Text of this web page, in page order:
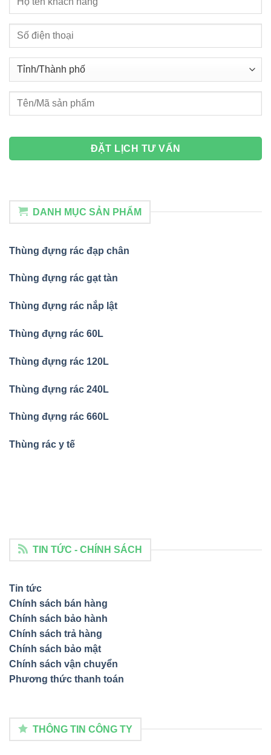
DANH MỤC SẢN PHẨM
Thùng đựng rác đạp chân
Thùng đựng rác gạt tàn
Thùng đựng rác nắp lật
Thùng đựng rác 60L
Thùng đựng rác 120L
Thùng đựng rác 240L
Thùng đựng rác 660L
Thùng rác y tế
TIN TỨC - CHÍNH SÁCH
Tin tức
Chính sách bán hàng
Chính sách bảo hành
Chính sách trả hàng
Chính sách bảo mật
Chính sách vận chuyển
Phương thức thanh toán
THÔNG TIN CÔNG TY